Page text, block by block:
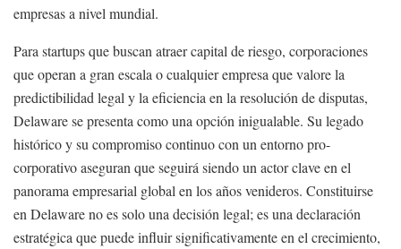
empresas a nivel mundial.
Para startups que buscan atraer capital de riesgo, corporaciones
que operan a gran escala o cualquier empresa que valore la
predictibilidad legal y la eficiencia en la resolución de disputas,
Delaware se presenta como una opción inigualable. Su legado
histórico y su compromiso continuo con un entorno pro-
corporativo aseguran que seguirá siendo un actor clave en el
panorama empresarial global en los años venideros. Constituirse
en Delaware no es solo una decisión legal; es una declaración
estratégica que puede influir significativamente en el crecimiento,